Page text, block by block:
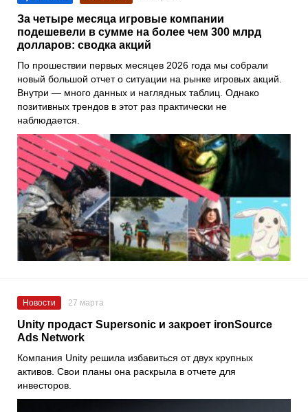
За четыре месяца игровые компании
подешевели в сумме на более чем 300 млрд
долларов: сводка акций
По прошествии первых месяцев 2026 года мы собрали
новый большой отчет о ситуации на рынке игровых акций.
Внутри — много данных и наглядных таблиц. Однако
позитивных трендов в этот раз практически не
наблюдается.
Новости 27 марта
Unity продаст Supersonic и закроет ironSource
Ads Network
Компания Unity решила избавиться от двух крупных
активов. Свои планы она раскрыла в отчете для
инвесторов.